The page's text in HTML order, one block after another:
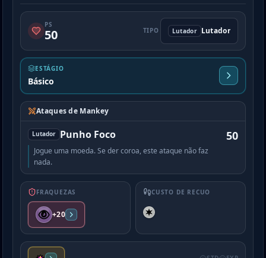
PS
50 TIPO Lutador Lutador
ESTÁGIO
Básico
Ataques de Mankey
Lutador Punho Foco
Jogue uma moeda. Se der coroa, este ataque não faz
nada.
50
FRAQUEZAS
+20
CUSTO DE RECUO